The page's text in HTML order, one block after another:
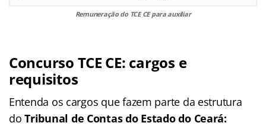
Remuneração do TCE CE para auxiliar
Concurso TCE CE: cargos e
requisitos
Entenda os cargos que fazem parte da estrutura
doTribunal de Contas do Estado do Ceará: